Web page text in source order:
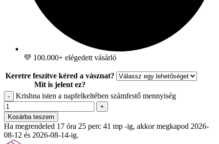
💜 100.000+ elégedett vásárló
Keretre feszítve kéred a vásznat?
Mit is jelent ez?
- Krishna isten a napfelkeltében számfestő mennyiség
+
Kosárba teszem
Ha megrendeled 17 óra 25 perc 40 mp -ig, akkor megkapod 2026-
08-12 és 2026-08-14-ig.